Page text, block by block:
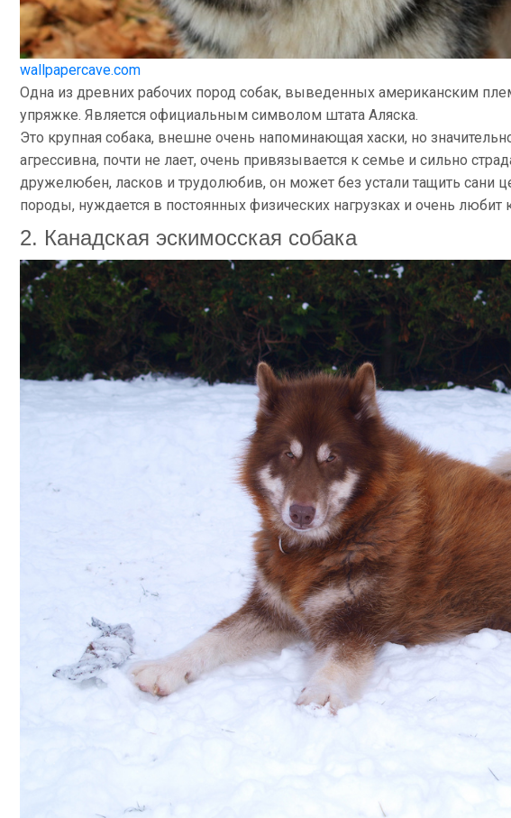
wallpapercave.com
Одна из древних рабочих пород собак, выведенных американским
упряжке. Является официальным символом штата Аляска.
Это крупная собака, внешне очень напоминающая хаски, но
агрессивна, почти не лает, очень привязывается к семье и сильно
дружелюбен, ласков и трудолюбив, он может без устали тащить сани
породы, нуждается в постоянных физических нагрузках и очень
2. Канадская эскимосская собака